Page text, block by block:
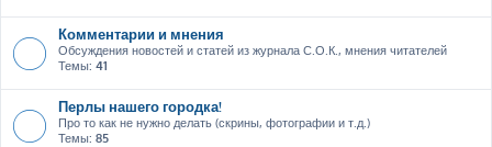
Комментарии и мнения
Обсуждения новостей и статей из журнала С.О.К., мнения читателей
Темы: 41
Перлы нашего городка!
Про то как не нужно делать (скрины, фотографии и т.д.)
Темы: 85